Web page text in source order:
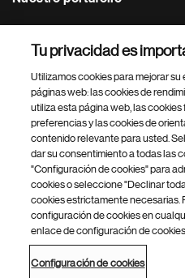
Footer Site Search
inferior
del
© 2026
Política de privacidad
Configuración de
Tu privacidad es
Utilizamos cookies para mejorar
páginas web: las cookies de
utiliza esta página web, las
preferencias y las cookies de
contenido relevante para usted.
dar su consentimiento a todas las
"Configuración de cookies" para
cookies o seleccione "Declinar
cookies estrictamente necesarias.
configuración de cookies en
enlace de configuración de
Configuración de cookies